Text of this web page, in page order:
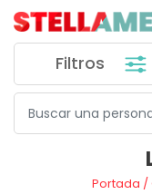
Filtros
Portada /